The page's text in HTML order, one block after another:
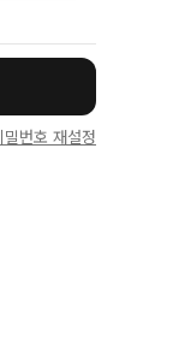
밀번호 재설정